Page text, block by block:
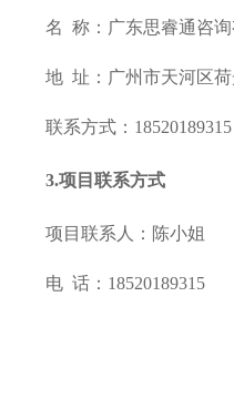
名 称：广东思睿通咨询
地址：广州市天河区荷
联系方式： 18520189315
3.项目联系方式
项目联系人：陈小姐
电话：18520189315